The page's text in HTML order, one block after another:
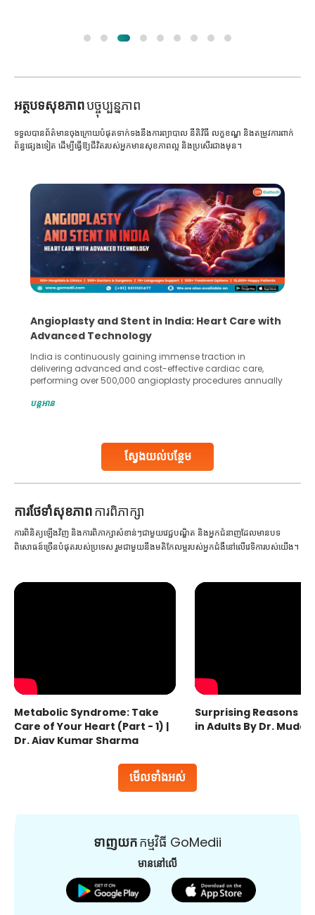
អត្ថបទសុខភាពបច្ចុប្បន្នភាព
ស្វែងយល់បន្ថែម
ទទួលបានព័ត៌មានចុងក្រោយបំផុតទាក់ទងនឹងការព្យាបាល នីតិវិធី លក្ខខណ្ឌ និងតម្រូវការពាក់
ព័ន្ធផ្សេងទៀត ដើម្បីធ្វើឱ្យជីវិតរបស់អ្នកមានសុខភាពល្អ និងប្រសើរជាងមុន។
in India: Heart Care with
immense traction in
cost-effective cardiac care,
angioplasty procedures annually
like angioplasty and
5 Essential Steps for
Human sperm collection
in advanced reproductive
Fertilization (IVF) and
collected, they process the
ការ​ថែទាំ​សុខភាពការពិភាក្សា
មើលទាំងអស់
ការពិនិត្យឡើងវិញ និងការពិភាក្សាសំខាន់ៗជាមួយវេជ្ជបណ្ឌិត និងអ្នកជំនាញដែលមានបទ
ពិសោធន៍ច្រើនបំផុតរបស់ប្រទេស រួមជាមួយនឹងមតិកែលម្អរបស់អ្នកជំងឺនៅលើវេទិការបស់យើង។
Metabolic Syndrome: Take
Care of Your Heart (Part - 1) |
Dr. Ajay Kumar Sharma
Surprising Reasons
in Adults By Dr.
ទាញយកកម្មវិធី GoMedii
មាននៅលើ